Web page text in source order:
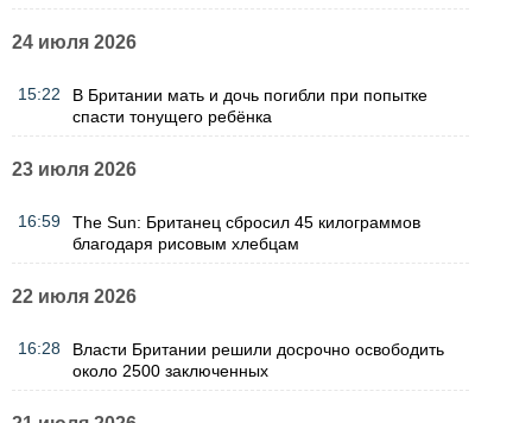
24 июля 2026
15:22
В Британии мать и дочь погибли при попытке
спасти тонущего ребёнка
23 июля 2026
16:59
The Sun: Британец сбросил 45 килограммов
благодаря рисовым хлебцам
22 июля 2026
16:28
Власти Британии решили досрочно освободить
около 2500 заключенных